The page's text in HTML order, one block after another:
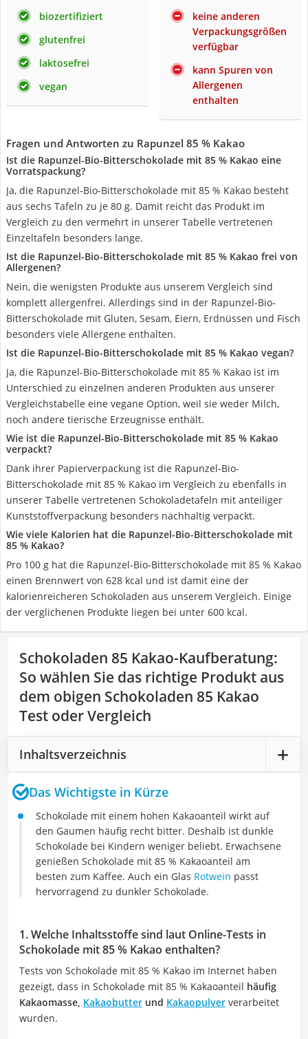
biozertifiziert
glutenfrei
laktosefrei
vegan
keine anderen
Verpackungsgrößen
verfügbar
kann Spuren von
Allergenen
enthalten
Fragen und Antworten zu Rapunzel 85 % Kakao
Ist die Rapunzel-Bio-Bitterschokolade mit 85 % Kakao eine
Vorratspackung?
Ja, die Rapunzel-Bio-Bitterschokolade mit 85 % Kakao besteht
aus sechs Tafeln zu je 80 g. Damit reicht das Produkt im
Vergleich zu den vermehrt in unserer Tabelle vertretenen
Einzeltafeln besonders lange.
Ist die Rapunzel-Bio-Bitterschokolade mit 85 % Kakao frei von
Allergenen?
Nein, die wenigsten Produkte aus unserem Vergleich sind
komplett allergenfrei. Allerdings sind in der Rapunzel-Bio-
Bitterschokolade mit Gluten, Sesam, Eiern, Erdnüssen und Fisch
besonders viele Allergene enthalten.
Ist die Rapunzel-Bio-Bitterschokolade mit 85 % Kakao vegan?
Ja, die Rapunzel-Bio-Bitterschokolade mit 85 % Kakao ist im
Unterschied zu einzelnen anderen Produkten aus unserer
Vergleichstabelle eine vegane Option, weil sie weder Milch,
noch andere tierische Erzeugnisse enthält.
Wie ist die Rapunzel-Bio-Bitterschokolade mit 85 % Kakao
verpackt?
Dank ihrer Papierverpackung ist die Rapunzel-Bio-
Bitterschokolade mit 85 % Kakao im Vergleich zu ebenfalls in
unserer Tabelle vertretenen Schokoladetafeln mit anteiliger
Kunststoffverpackung besonders nachhaltig verpackt.
Wie viele Kalorien hat die Rapunzel-Bio-Bitterschokolade mit
85 % Kakao?
Pro 100 g hat die Rapunzel-Bio-Bitterschokolade mit 85 % Kakao
einen Brennwert von 628 kcal und ist damit eine der
kalorienreicheren Schokoladen aus unserem Vergleich. Einige
der verglichenen Produkte liegen bei unter 600 kcal.
Schokoladen 85 Kakao-Kaufberatung:
So wählen Sie das richtige Produkt aus
dem obigen Schokoladen 85 Kakao
Test oder Vergleich
Inhaltsverzeichnis
Das Wichtigste in Kürze
Schokolade mit einem hohen Kakaoanteil wirkt auf
den Gaumen häufig recht bitter. Deshalb ist dunkle
Schokolade bei Kindern weniger beliebt. Erwachsene
genießen Schokolade mit 85 % Kakaoanteil am
besten zum Kaffee. Auch ein Glas Rotwein passt
hervorragend zu dunkler Schokolade.
1. Welche Inhaltsstoffe sind laut Online-Tests in
Schokolade mit 85 % Kakao enthalten?
Tests von Schokolade mit 85 % Kakao im Internet haben
gezeigt, dass in Schokolade mit 85 % Kakaoanteil häufig
Kakaomasse, Kakaobutter und Kakaopulver verarbeitet
wurden.